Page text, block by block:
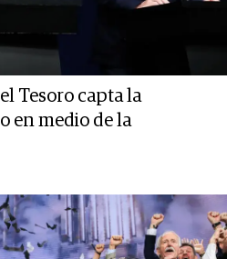
Tesoro capta la
en medio de la